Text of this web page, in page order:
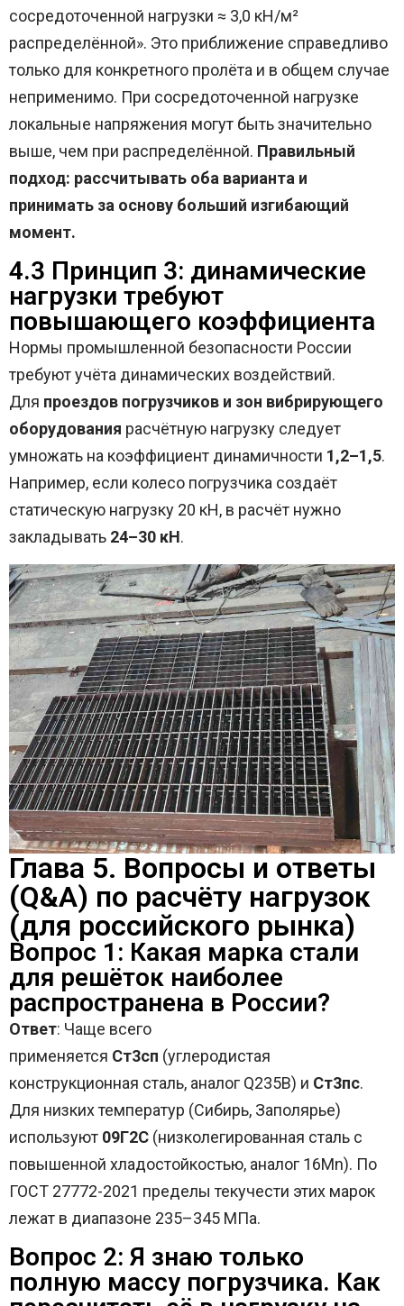
сосредоточенной нагрузки ≈ 3,0 кН/м²
распределённой». Это приближение справедливо
только для конкретного пролёта и в общем случае
неприменимо. При сосредоточенной нагрузке
локальные напряжения могут быть значительно
выше, чем при распределённой. Правильный
подход: рассчитывать оба варианта и
принимать за основу больший изгибающий
момент.
4.3 Принцип 3: динамические
нагрузки требуют
повышающего коэффициента
Нормы промышленной безопасности России
требуют учёта динамических воздействий.
Для проездов погрузчиков и зон вибрирующего
оборудования расчётную нагрузку следует
умножать на коэффициент динамичности 1,2–1,5.
Например, если колесо погрузчика создаёт
статическую нагрузку 20 кН, в расчёт нужно
закладывать 24–30 кН.
Глава 5. Вопросы и ответы
(Q&A) по расчёту нагрузок
(для российского рынка)
Вопрос 1: Какая марка стали
для решёток наиболее
распространена в России?
Ответ: Чаще всего
применяется Ст3сп (углеродистая
конструкционная сталь, аналог Q235B) и Ст3пс.
Для низких температур (Сибирь, Заполярье)
используют 09Г2С (низколегированная сталь с
повышенной хладостойкостью, аналог 16Mn). По
ГОСТ 27772-2021 пределы текучести этих марок
лежат в диапазоне 235–345 МПа.
Вопрос 2: Я знаю только
полную массу погрузчика. Как